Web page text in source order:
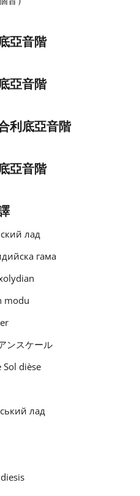
亞音階
亞音階
利底亞音階
亞音階
лад
гама
modu
ンスケール
dièse
лад